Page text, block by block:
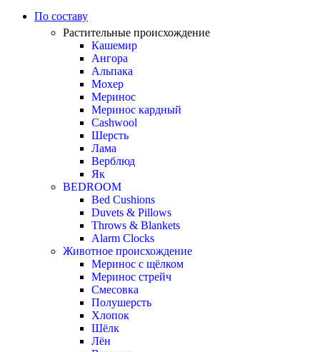
По составу
Растительные происхождение
Кашемир
Ангора
Альпака
Мохер
Меринос
Меринос кардный
Cashwool
Шерсть
Лама
Верблюд
Як
BEDROOM
Bed Cushions
Duvets & Pillows
Throws & Blankets
Alarm Clocks
Животное происхождение
Меринос с щёлком
Меринос стрейч
Смесовка
Полушерсть
Хлопок
Шёлк
Лён